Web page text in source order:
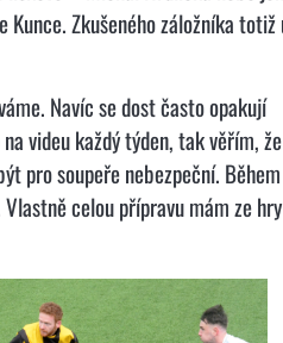
Zkušeného záložníka totiž
Navíc se dost často opakují
videu každý týden, tak věřím, že
pro soupeře nebezpeční. Během
celou přípravu mám ze hry